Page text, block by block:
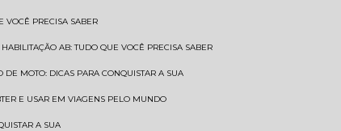
VOCÊ PRECISA SABER
HABILITAÇÃO AB: TUDO QUE VOCÊ PRECISA SABER
DE MOTO: DICAS PARA CONQUISTAR A SUA
E USAR EM VIAGENS PELO MUNDO
A SUA